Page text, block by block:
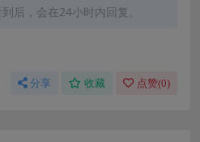
后，会在24小时内回复。
分享 收藏 点赞(0)